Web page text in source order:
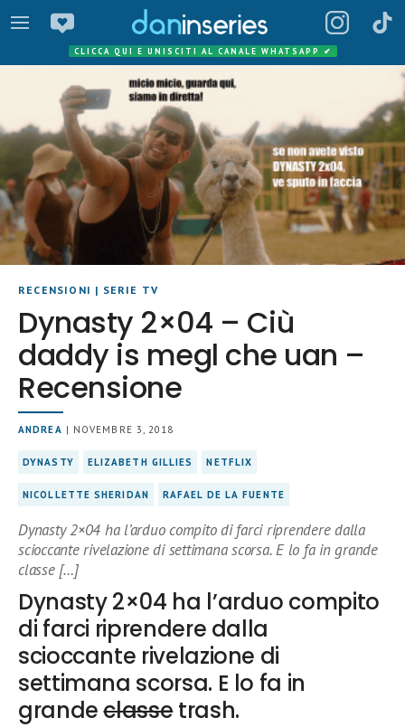
CLICCA QUI E UNISCITI AL CANALE WHATSAPP ✔
RECENSIONI | SERIE TV
Dynasty 2×04 – Ciù
daddy is megl che uan –
Recensione
ANDREA | NOVEMBRE 3, 2018
DYNASTY ELIZABETH GILLIES NETFLIX
NICOLLETTE SHERIDAN RAFAEL DE LA FUENTE
Dynasty 2×04 ha l’arduo compito di farci riprendere dalla
scioccante rivelazione di settimana scorsa. E lo fa in grande
classe […]
Dynasty 2×04 ha l’arduo compito
di farci riprendere dalla
scioccante rivelazione di
settimana scorsa. E lo fa in
grandeclassetrash.